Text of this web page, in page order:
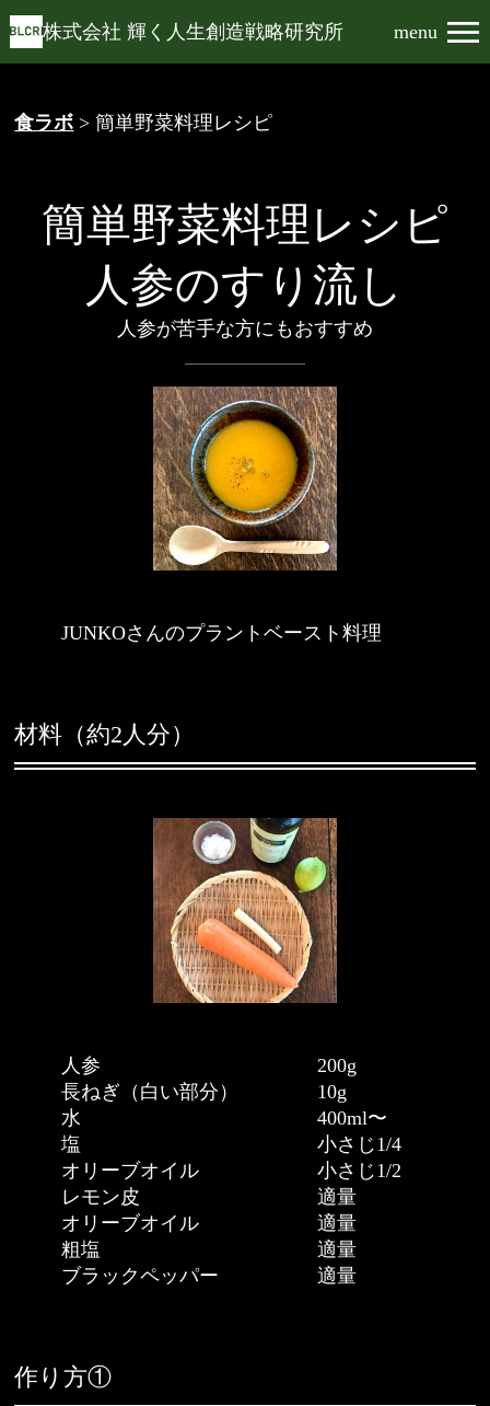
株式会社 輝く人生創造戦略研究所 menu
食ラボ > 簡単野菜料理レシピ
簡単野菜料理レシピ
人参のすり流し
人参が苦手な方にもおすすめ
JUNKOさんのプラントベースト料理
材料（約2人分）
人参 200g
長ねぎ（白い部分） 10g
水 400ml〜
塩 小さじ1/4
オリーブオイル 小さじ1/2
レモン皮 適量
オリーブオイル 適量
粗塩 適量
ブラックペッパー 適量
作り方①